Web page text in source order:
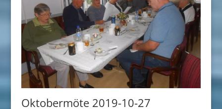
Oktobermöte 2019-10-27